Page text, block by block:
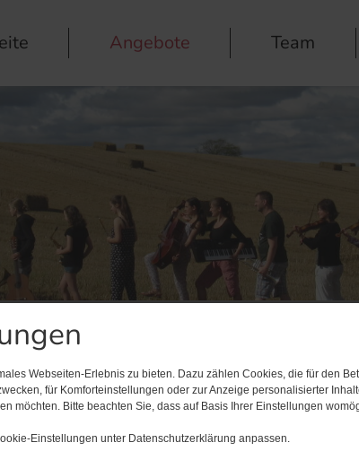
Webseiten-Erlebnis zu bieten. Dazu zählen Cookies, die für den
für Komforteinstellungen oder zur Anzeige personalisierter
möchten. Bitte beachten Sie, dass auf Basis Ihrer Einstellungen
Einstellungen unter Datenschutzerklärung anpassen.
Angebote Team